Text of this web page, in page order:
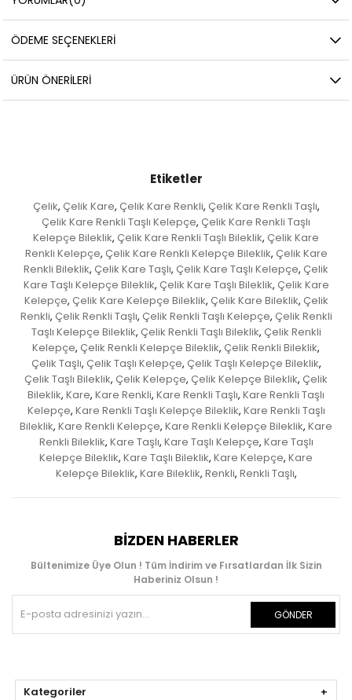
ÖDEME SEÇENEKLERI
ÜRÜN ÖNERILERI
Etiketler
Çelik, Çelik Kare, Çelik Kare Renkli, Çelik Kare Renkli Taşlı,
Çelik Kare Renkli Taşlı Kelepçe, Çelik Kare Renkli Taşlı
Kelepçe Bileklik, Çelik Kare Renkli Taşlı Bileklik, Çelik Kare
Renkli Kelepçe, Çelik Kare Renkli Kelepçe Bileklik, Çelik Kare
Renkli Bileklik, Çelik Kare Taşlı, Çelik Kare Taşlı Kelepçe, Çelik
Kare Taşlı Kelepçe Bileklik, Çelik Kare Taşlı Bileklik, Çelik Kare
Kelepçe, Çelik Kare Kelepçe Bileklik, Çelik Kare Bileklik, Çelik
Renkli, Çelik Renkli Taşlı, Çelik Renkli Taşlı Kelepçe, Çelik Renkli
Taşlı Kelepçe Bileklik, Çelik Renkli Taşlı Bileklik, Çelik Renkli
Kelepçe, Çelik Renkli Kelepçe Bileklik, Çelik Renkli Bileklik,
Çelik Taşlı, Çelik Taşlı Kelepçe, Çelik Taşlı Kelepçe Bileklik,
Çelik Taşlı Bileklik, Çelik Kelepçe, Çelik Kelepçe Bileklik, Çelik
Bileklik, Kare, Kare Renkli, Kare Renkli Taşlı, Kare Renkli Taşlı
Kelepçe, Kare Renkli Taşlı Kelepçe Bileklik, Kare Renkli Taşlı
Bileklik, Kare Renkli Kelepçe, Kare Renkli Kelepçe Bileklik, Kare
Renkli Bileklik, Kare Taşlı, Kare Taşlı Kelepçe, Kare Taşlı
Kelepçe Bileklik, Kare Taşlı Bileklik, Kare Kelepçe, Kare
Kelepçe Bileklik, Kare Bileklik, Renkli, Renkli Taşlı,
BIZDEN HABERLER
Bültenimize Üye Olun ! Tüm İndirim ve Fırsatlardan İlk Sizin
Haberiniz Olsun !
GÖNDER
Kategoriler